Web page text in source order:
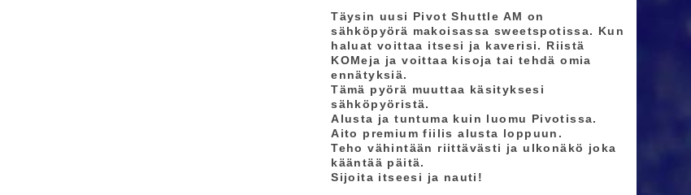
Täysin uusi Pivot Shuttle AM on
sähköpyörä makoisassa sweetspotissa. Kun
haluat voittaa itsesi ja kaverisi. Riistä
KOMeja ja voittaa kisoja tai tehdä omia
ennätyksiä.
Tämä pyörä muuttaa käsityksesi
sähköpyöristä.
Alusta ja tuntuma kuin luomu Pivotissa.
Aito premium fiilis alusta loppuun.
Teho vähintään riittävästi ja ulkonäkö joka
kääntää päitä.
Sijoita itseesi ja nauti!